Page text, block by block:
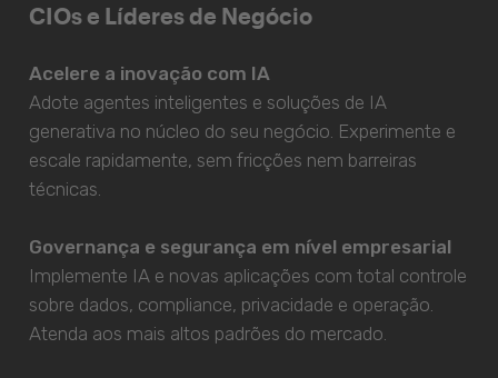
CIOs e Líderes de Negócio
Acelere a inovação com IA
Adote agentes inteligentes e soluções de IA
generativa no núcleo do seu negócio. Experimente e
escale rapidamente, sem fricções nem barreiras
técnicas.
Governança e segurança em nível empresarial
Implemente IA e novas aplicações com total controle
sobre dados, compliance, privacidade e operação.
Atenda aos mais altos padrões do mercado.